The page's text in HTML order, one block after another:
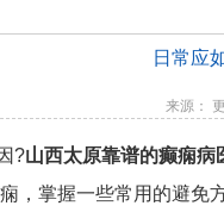
日常应
来源：
?山西太原靠谱的癫痫病
，掌握一些常用的避